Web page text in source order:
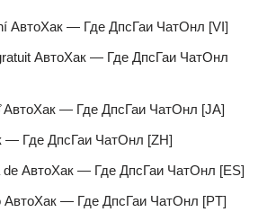
АвтоХак — Где ДпсГаи ЧатОнл [VI]
АвтоХак — Где ДпсГаи ЧатОнл
АвтоХак — Где ДпсГаи ЧатОнл [JA]
— Где ДпсГаи ЧатОнл [ZH]
de АвтоХак — Где ДпсГаи ЧатОнл [ES]
АвтоХак — Где ДпсГаи ЧатОнл [PT]